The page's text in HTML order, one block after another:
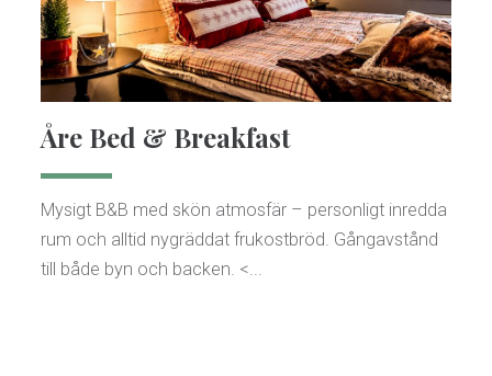
Åre Bed & Breakfast
Mysigt B&B med skön atmosfär – personligt inredda
rum och alltid nygräddat frukostbröd. Gångavstånd
till både byn och backen. <...